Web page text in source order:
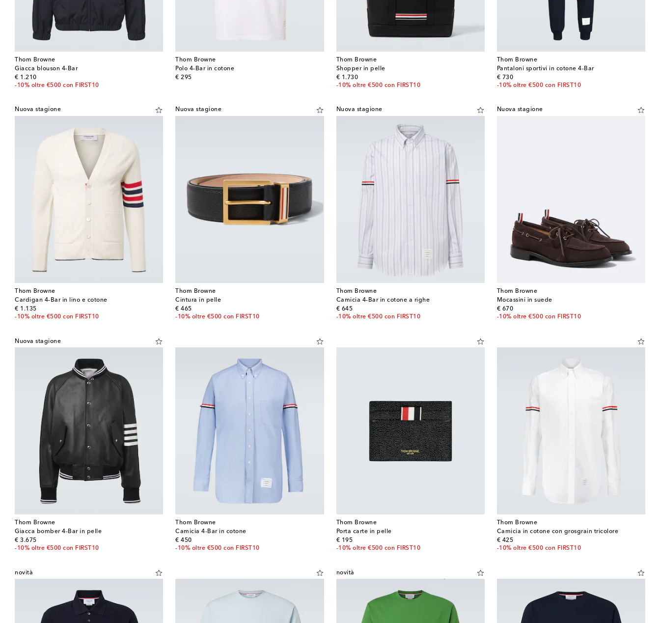
Thom Browne
Giacca blouson 4-Bar
€ 1.210
original price
-10% oltre €500 con FIRST10
Thom Browne
Polo 4-Bar in cotone
€ 295
original price
Thom Browne
Shopper in pelle
€ 1.730
original price
-10% oltre €500 con FIRST10
Thom Browne
Pantaloni sportivi in cotone 4-Bar
€ 730
original price
-10% oltre €500 con FIRST10
Nuova stagione
Thom Browne
Cardigan 4-Bar in lino e cotone
€ 1.135
original price
-10% oltre €500 con FIRST10
Nuova stagione
Thom Browne
Cintura in pelle
€ 465
original price
-10% oltre €500 con FIRST10
Nuova stagione
Thom Browne
Camicia 4-Bar in cotone a righe
€ 645
original price
-10% oltre €500 con FIRST10
Nuova stagione
Thom Browne
Mocassini in suede
€ 670
original price
-10% oltre €500 con FIRST10
Nuova stagione
Thom Browne
Giacca bomber 4-Bar in pelle
€ 3.675
original price
-10% oltre €500 con FIRST10
Thom Browne
Camicia 4-Bar in cotone
€ 450
original price
-10% oltre €500 con FIRST10
Thom Browne
Porta carte in pelle
€ 195
original price
-10% oltre €500 con FIRST10
Thom Browne
Camicia in cotone con grosgrain tricolore
€ 425
original price
-10% oltre €500 con FIRST10
novità novità